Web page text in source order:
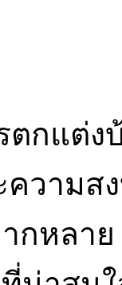
กแต่ง
ความส
กหลา